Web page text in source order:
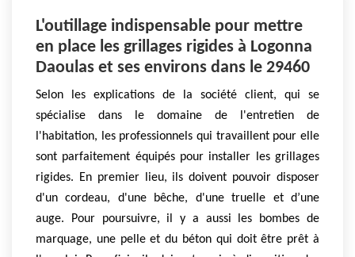
L'outillage indispensable pour mettre
en place les grillages rigides à Logonna
Daoulas et ses environs dans le 29460
Selon les explications de la société client, qui se
spécialise dans le domaine de l'entretien de
l'habitation, les professionnels qui travaillent pour elle
sont parfaitement équipés pour installer les grillages
rigides. En premier lieu, ils doivent pouvoir disposer
d'un cordeau, d'une bêche, d'une truelle et d’une
auge. Pour poursuivre, il y a aussi les bombes de
marquage, une pelle et du béton qui doit être prêt à